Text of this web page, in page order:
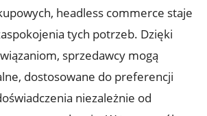
⁢headless commerce staje
tych potrzeb. Dzięki
sprzedawcy mogą
dostosowane ​do preferencji
niezależnie ⁤od